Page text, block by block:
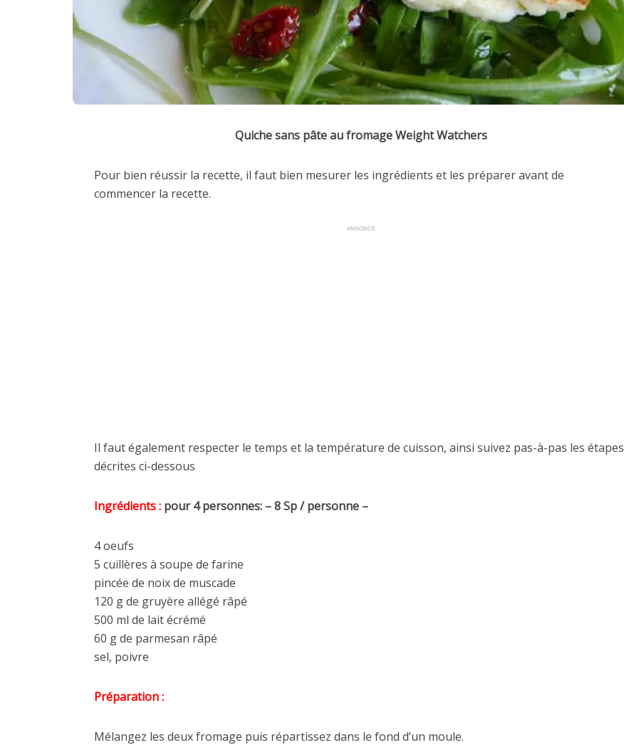
Quiche sans pâte au fromage Weight Watchers
Pour bien réussir la recette, il faut bien mesurer les ingrédients et les préparer avant de
commencer la recette.
ANNONCE
Il faut également respecter le temps et la température de cuisson, ainsi suivez pas-à-pas les étapes
décrites ci-dessous
Ingrédients : pour 4 personnes: – 8 Sp / personne –
4 oeufs
5 cuillères à soupe de farine
pincée de noix de muscade
120 g de gruyère allégé râpé
500 ml de lait écrémé
60 g de parmesan râpé
sel, poivre
Préparation :
Mélangez les deux fromage puis répartissez dans le fond d’un moule.